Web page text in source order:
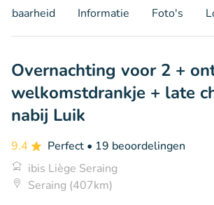
Informatie Foto's
Overnachting voor 2 +
welkomstdrankje + late
nabij Luik
9.4 Perfect • 19 beoordelingen
ibis Liège Seraing
Seraing (407km)